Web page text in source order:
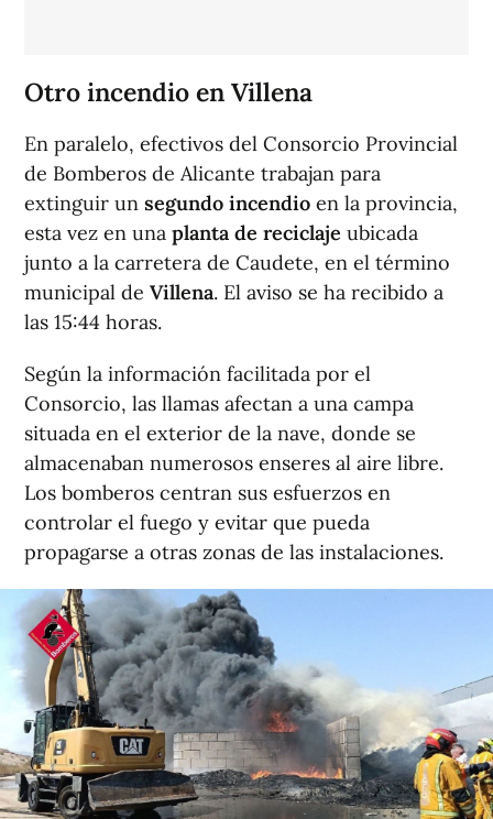
Otro incendio en Villena
En paralelo, efectivos del Consorcio Provincial
de Bomberos de Alicante trabajan para
extinguir un segundo incendio en la provincia,
esta vez en una planta de reciclaje ubicada
junto a la carretera de Caudete, en el término
municipal de Villena. El aviso se ha recibido a
las 15:44 horas.
Según la información facilitada por el
Consorcio, las llamas afectan a una campa
situada en el exterior de la nave, donde se
almacenaban numerosos enseres al aire libre.
Los bomberos centran sus esfuerzos en
controlar el fuego y evitar que pueda
propagarse a otras zonas de las instalaciones.